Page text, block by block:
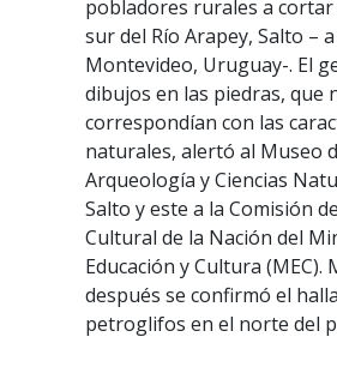
pobladores rurales a cortar
sur del Río Arapey, Salto –
Montevideo, Uruguay-. El
dibujos en las piedras, que
correspondían con las
naturales, alertó al Museo
Arqueología y Ciencias
Salto y este a la Comisión
Cultural de la Nación del
Educación y Cultura (MEC).
después se confirmó el
petroglifos en el norte del